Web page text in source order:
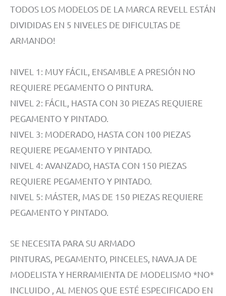
TODOS LOS MODELOS DE LA MARCA REVELL ESTÁN
DIVIDIDAS EN 5 NIVELES DE DIFICULTAS DE
ARMANDO!
NIVEL 1: MUY FÁCIL, ENSAMBLE A PRESIÓN NO
REQUIERE PEGAMENTO O PINTURA.
NIVEL 2: FÁCIL, HASTA CON 30 PIEZAS REQUIERE
PEGAMENTO Y PINTADO.
NIVEL 3: MODERADO, HASTA CON 100 PIEZAS
REQUIERE PEGAMENTO Y PINTADO.
NIVEL 4: AVANZADO, HASTA CON 150 PIEZAS
REQUIERE PEGAMENTO Y PINTADO.
NIVEL 5: MÁSTER, MAS DE 150 PIEZAS REQUIERE
PEGAMENTO Y PINTADO.
SE NECESITA PARA SU ARMADO
PINTURAS, PEGAMENTO, PINCELES, NAVAJA DE
MODELISTA Y HERRAMIENTA DE MODELISMO *NO*
INCLUIDO , AL MENOS QUE ESTÉ ESPECIFICADO EN